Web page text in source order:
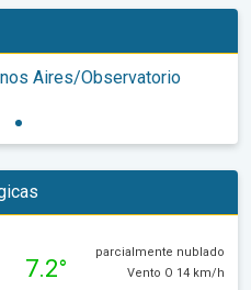
Aires/Observatorio
7.2°
parcialmente nublado
Vento O 14 km/h